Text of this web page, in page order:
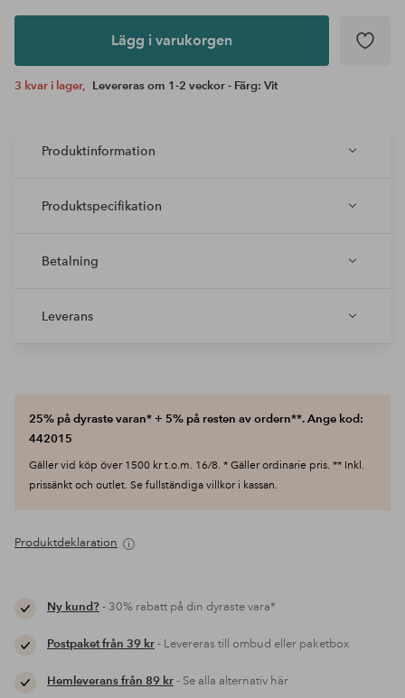
Lägg i varukorgen
3 kvar i lager, Levereras om 1-2 veckor - Färg: Vit
Produktinformation
Produktspecifikation
Betalning
Leverans
25% på dyraste varan* + 5% på resten av ordern**. Ange kod:
442015
Gäller vid köp över 1500 kr t.o.m. 16/8. * Gäller ordinarie pris. ** Inkl.
prissänkt och outlet. Se fullständiga villkor i kassan.
Produktdeklaration
Ny kund?- 30% rabatt på din dyraste vara*
Postpaket från 39 kr- Levereras till ombud eller paketbox
Hemleverans från 89 kr- Se alla alternativ här